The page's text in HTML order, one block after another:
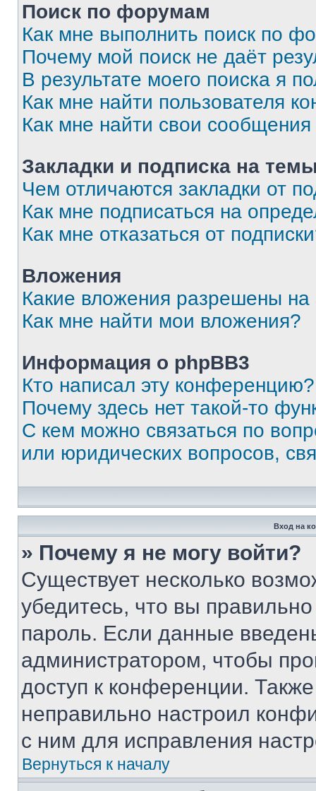
Поиск по форумам
Как мне выполнить поиск по
Почему мой поиск не даёт
В результате моего поиска я
Как мне найти пользователя
Как мне найти свои
Закладки и подписка на
Чем отличаются закладки от
Как мне подписаться на
Как мне отказаться от
Вложения
Какие вложения разрешены
Как мне найти мои вложения?
Информация о phpBB3
Кто написал эту конференцию?
Почему здесь нет такой-то
С кем можно связаться по
или юридических вопросов,
Вход на
» Почему я не могу войти?
Существует несколько
убедитесь, что вы
пароль. Если данные
администратором, чтобы
доступ к конференции.
неправильно настроил
с ним для исправления
Вернуться к началу